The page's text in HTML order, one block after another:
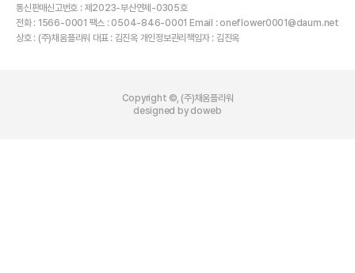
통신판매신고번호 : 제2023-부산연제-0305호
전화 : 1566-0001 팩스 : 0504-846-0001 Email : oneflower0001@daum.net
상호 : (주)채움플라워 대표 : 김진옥 개인정보관리책임자 : 김진옥
Copyright ©, (주)채움플라워
designed by doweb